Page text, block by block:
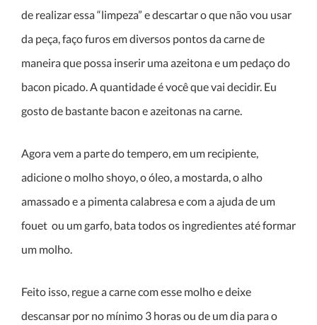
de realizar essa “limpeza” e descartar o que não vou usar
da peça, faço furos em diversos pontos da carne de
maneira que possa inserir uma azeitona e um pedaço do
bacon picado. A quantidade é você que vai decidir. Eu
gosto de bastante bacon e azeitonas na carne.
Agora vem a parte do tempero, em um recipiente,
adicione o molho shoyo, o óleo, a mostarda, o alho
amassado e a pimenta calabresa e com a ajuda de um
fouet ou um garfo, bata todos os ingredientes até formar
um molho.
Feito isso, regue a carne com esse molho e deixe
descansar por no mínimo 3 horas ou de um dia para o